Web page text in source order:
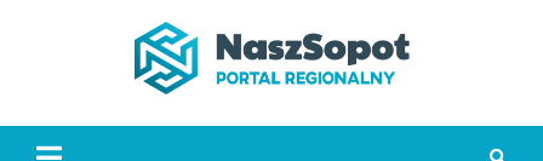
www.naszsopot.pl